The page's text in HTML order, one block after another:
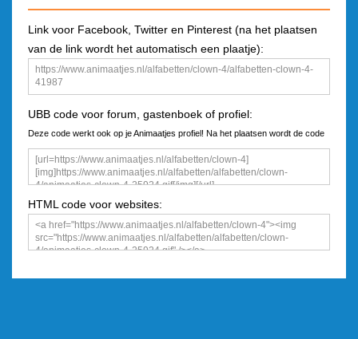
Link voor Facebook, Twitter en Pinterest (na het plaatsen
van de link wordt het automatisch een plaatje):
UBB code voor forum, gastenboek of profiel:
Deze code werkt ook op je Animaatjes profiel! Na het plaatsen wordt de code
een plaatje
HTML code voor websites: